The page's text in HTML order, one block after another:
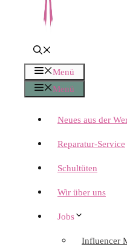
Menü
Menü
Neues aus der
Reparatur-Service
Schultüten
Wir über uns
Jobs
Influencer